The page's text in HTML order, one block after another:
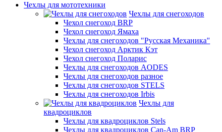
Чехлы для мототехники
Чехлы для снегоходов
Чехол снегоход BRP
Чехол снегоход Ямаха
Чехлы для снегоходов "Русская Механика"
Чехол снегоход Арктик Кэт
Чехол снегоход Поларис
Чехлы для снегоходов AODES
Чехлы для снегоходов разное
Чехлы для снегоходов STELS
Чехлы для снегоходов Irbis
Чехлы для
квадроциклов
Чехлы для квадроциклов Stels
Чехлы для квадроциклов Can-Am BRP